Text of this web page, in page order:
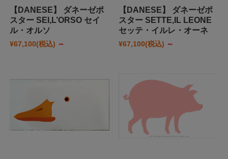
【DANESE】 ダネーゼポ
スター SEI,L’ORSO セイ
ル・オルソ
¥67,100(税込) ～
【DANESE】 ダネーゼポ
スター SETTE,IL LEONE
セッテ・イルレ・オーネ
¥67,100(税込) ～